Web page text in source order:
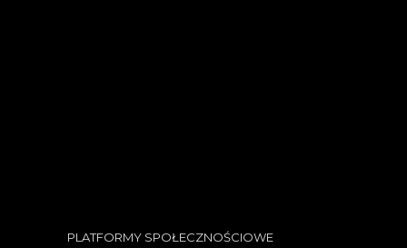
PLATFORMY SPOŁECZNOŚCIOWE